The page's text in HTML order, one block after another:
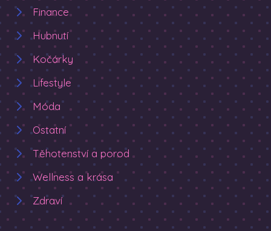
Finance
Hubnutí
Kočárky
Lifestyle
Móda
Ostatní
Těhotenství a porod
Wellness a krása
Zdraví